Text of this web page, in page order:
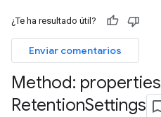
¿Te ha resultado útil?
Enviar comentarios
Method: properties
RetentionSettings